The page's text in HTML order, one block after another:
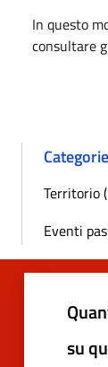
In questo
consultare
Categorie
Territorio
Eventi
su